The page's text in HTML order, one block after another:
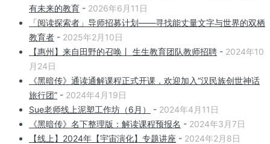
有未来的教育 - 2026年6月11日
「阅读探索者」导师招募计划——寻找能丈量文字与世界的双栖
教育者 - 2025年2月10日
【惠州】来自田野的召唤丨 生生教育团队教师招聘 - 2024年10
月24日
《黑暗传》通读通解课程正式开课，欢迎加入“汉民族创世神话
旅行团” - 2024年4月19日
Sue老师线上泥塑工作坊（6月）
- 2024年4月11日
《黑暗传》名下整理版：解读课程预报名 - 2024年3月7日
【线上】2024年【宇宙演化】专题讲座 - 2024年2月8日